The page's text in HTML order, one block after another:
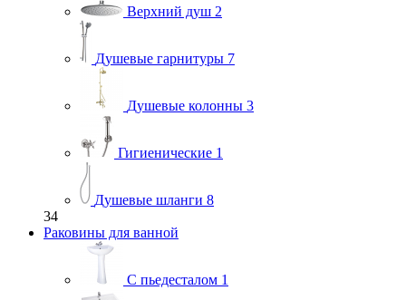
Верхний душ 2
Душевые гарнитуры 7
Душевые колонны 3
Гигиенические 1
Душевые шланги 8
34
Раковины для ванной
С пьедесталом 1